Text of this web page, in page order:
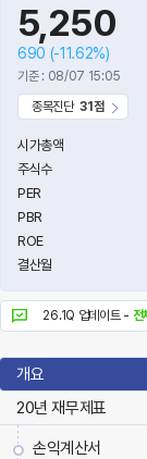
5,250
690 (-11.62%)
기준 : 08/07 15:05
종목진단31점
시가총액
주식수
PER
PBR
ROE
결산월
26.1Q 업데이트 - 전
개요
20년 재무제표
손익계산서
8/7. 10